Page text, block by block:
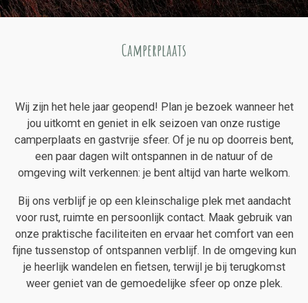
Camperplaats
Wij zijn het hele jaar geopend! Plan je bezoek wanneer het
jou uitkomt en geniet in elk seizoen van onze rustige
camperplaats en gastvrije sfeer. Of je nu op doorreis bent,
een paar dagen wilt ontspannen in de natuur of de
omgeving wilt verkennen: je bent altijd van harte welkom.
Bij ons verblijf je op een kleinschalige plek met aandacht
voor rust, ruimte en persoonlijk contact. Maak gebruik van
onze praktische faciliteiten en ervaar het comfort van een
fijne tussenstop of ontspannen verblijf. In de omgeving kun
je heerlijk wandelen en fietsen, terwijl je bij terugkomst
weer geniet van de gemoedelijke sfeer op onze plek.